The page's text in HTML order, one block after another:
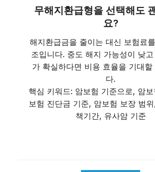
무해지환급형을 선택해도
요?
해지환급금을 줄이는 대신 보험료
조입니다. 중도 해지 가능성이 낮
가 확실하다면 비용 효율을 기대할
다.
핵심 키워드: 암보험 기준으로, 암
보험 진단금 기준, 암보험 보장 범
책기간, 유사암 기준